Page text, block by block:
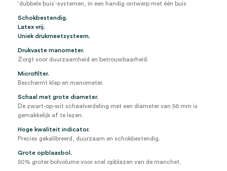
‘dubbele buis’-systemen, in een handig ontwerp met één buis
Schokbestendig.
Latex vrij.
Uniek drukmeetsysteem.
Drukvaste manometer.
Zorgt voor duurzaamheid en betrouwbaarheid.
Microfilter.
Beschermt klep en manometer.
Schaal met grote diameter.
De zwart-op-wit schaalverdeling met een diameter van 56 mm is
gemakkelijk af te lezen.
Hoge kwaliteit indicator.
Precies gekalibreerd, duurzaam en schokbestendig.
Grote opblaasbol.
50% groter bolvolume voor snel opblazen van de manchet.